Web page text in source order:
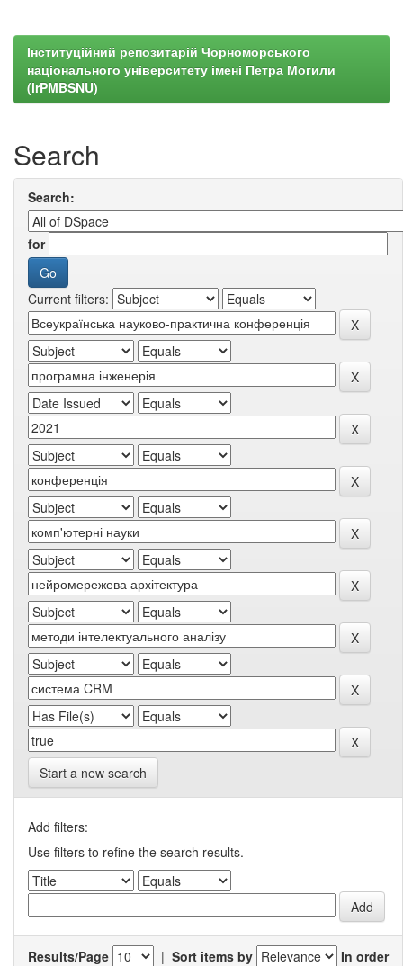
Інституційний репозитарій Чорноморського
національного університету імені Петра Могили
(irPMBSNU)
Search
Search:
for
Current filters:
Start a new search
Add filters:
Use filters to refine the search results.
Results/Page | Sort items by
In order